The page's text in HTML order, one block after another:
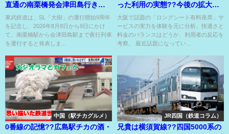
直通の南栗橋発会津田島行きで
所要時間は7時間17分⁉
東武鉄道は、SL「大樹」の運行開始9周年
を記念し、2026年8月8日から9日にかけ
て、南栗橋駅から会津田島駅まで夜行列車
を運行すると発表しま...
った利用の実態??今後の拡大は
本当に必要か??
大阪で話題の「ロングシート有料座席」サ
ービスの実力を体験を元に分析。快適さと
料金のバランスはどうか、利用者の反応を
考察。 最近話題になってい...
中国（駅チカグルメ）
0番線の記憶??広島駅チカの酒・
JR四国（鉄道コラム）
兄貴は横須賀線??四国5000系の